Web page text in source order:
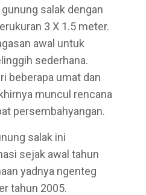
salak dengan
3 X 1.5 meter.
awal untuk
sederhana.
beberapa umat dan
muncul rencana
persembahyangan.
salak ini
sejak awal tahun
yadnya ngenteg
tahun 2005.